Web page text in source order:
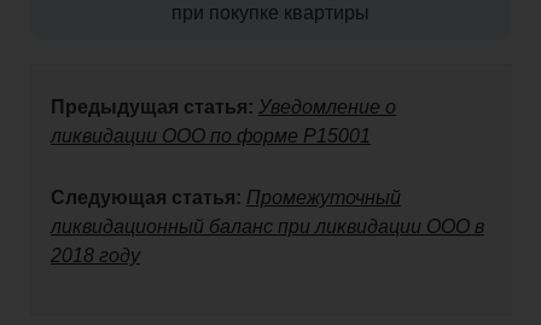
при покупке квартиры
Предыдущая статья: Уведомление о
ликвидации ООО по форме Р15001
Следующая статья: Промежуточный
ликвидационный баланс при ликвидации ООО в
2018 году